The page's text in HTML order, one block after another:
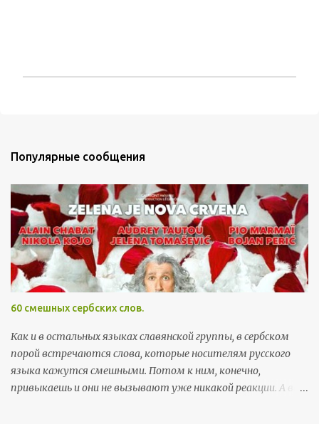
р
в
и
т
ь
к
о
м
е
н
т
а
р
Популярные сообщения
60 смешных сербских слов.
Как и в остальных языках славянской группы, в сербском
порой встречаются слова, которые носителям русского
языка кажутся смешными. Потом к ним, конечно,
привыкаешь и они не вызывают уже никакой реакции. А вот